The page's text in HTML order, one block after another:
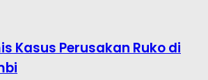
Kasus Perusakan Ruko di